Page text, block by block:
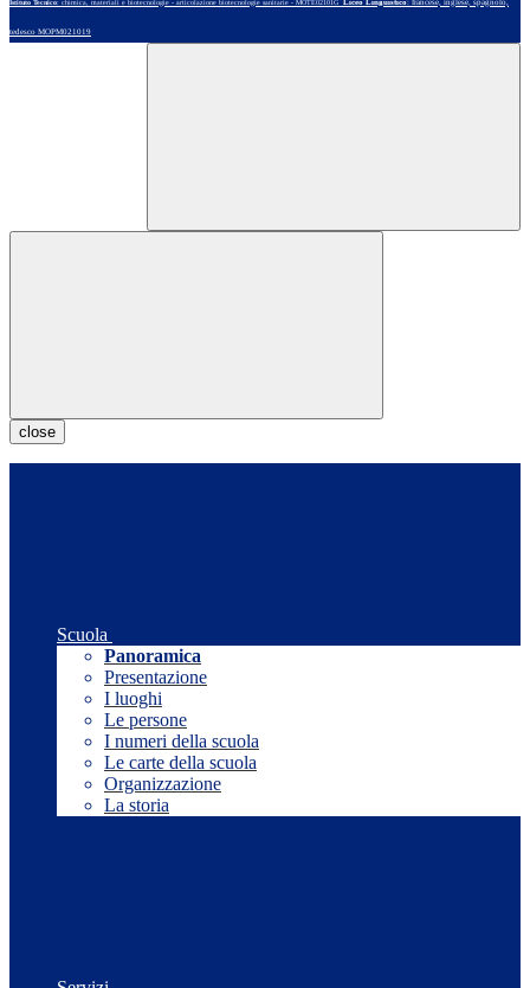
Istituto Tecnico: chimica, materiali e biotecnologie - articolazione biotecnologie sanitarie - MOTE02101G Liceo Linguistico: francese, inglese, spagnolo,
tedesco MOPM021019
close
Scuola
Panoramica
Presentazione
I luoghi
Le persone
I numeri della scuola
Le carte della scuola
Organizzazione
La storia